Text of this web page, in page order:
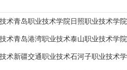
术青岛职业技术学院 日照职业技术学院
术青岛港湾职业技术
学院
泰山职业技术学院
术新疆交通职业技术石河子职业技术学